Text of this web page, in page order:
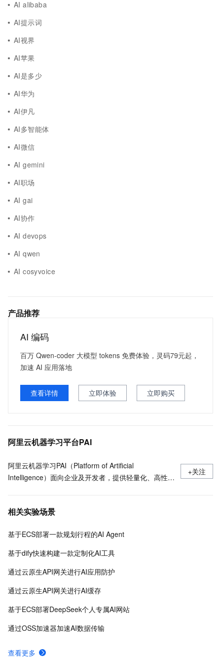
AI alibaba
AI提示词
AI视界
AI苹果
AI是多少
AI华为
AI伊凡
AI多智能体
AI微信
AI gemini
AI职场
AI gai
AI协作
AI devops
AI qwen
AI cosyvoice
产品推荐
AI 编码
百万 Qwen-coder 大模型 tokens 免费体验，灵码79元起，
加速 AI 应用落地
查看详情 立即体验 立即购买
阿里云机器学习平台PAI
阿里云机器学习PAI（Platform of Artificial
Intelligence）面向企业及开发者，提供轻量化、高性价
DSW云原生交互式建模平台、PAI-DLC云原生AI基础平
征、万亿样本规模加速训练，百余落地场景，全面提升
工程效率。
+关注
相关实验场景
基于ECS部署一款规划行程的AI Agent
基于dify快速构建一款定制化AI工具
通过云原生API网关进行AI应用防护
通过云原生API网关进行AI缓存
基于ECS部署DeepSeek个人专属AI网站
通过OSS加速器加速AI数据传输
查看更多